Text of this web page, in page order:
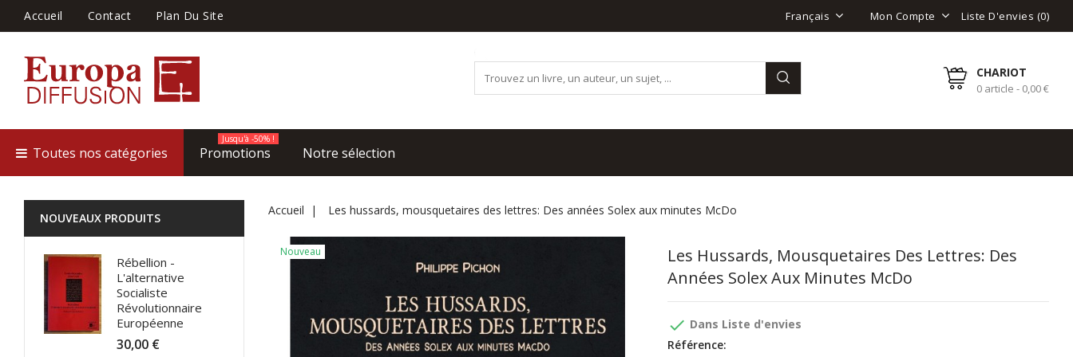
Accueil Contact Plan Du Site Français Mon Compte Liste D'envies (0)
CHARIOT
0 article - 0,00 €
Toutes nos catégories Promotions
Jusqu'à -50% !
Notre sélection
NOUVEAUX PRODUITS
Rébellion -
L'alternative
Socialiste
Révolutionnaire
Européenne
30,00 €
Accueil Les hussards, mousquetaires des lettres: Des années Solex aux minutes McDo
Nouveau
Les Hussards, Mousquetaires Des Lettres: Des
Années Solex Aux Minutes McDo
done Dans Liste d'envies
Référence: